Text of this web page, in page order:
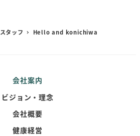
スタッフ Hello and konichiwa
会社案内
ビジョン・理念
会社概要
健康経営